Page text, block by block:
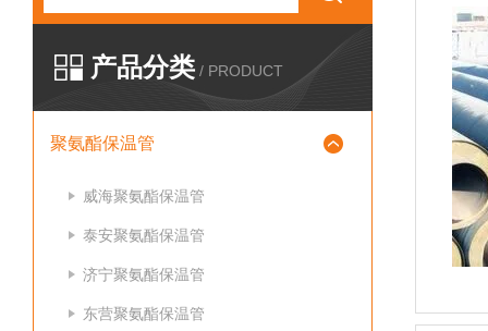
产品分类 / PRODUCT
聚氨酯保温管
威海聚氨酯保温管
泰安聚氨酯保温管
济宁聚氨酯保温管
东营聚氨酯保温管